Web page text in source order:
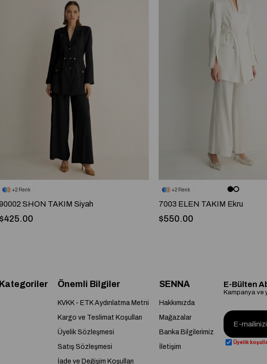
2
SHON TAKIM Siyah
$425.00
2
7003 ELEN TAKIM Ekru
$550.00
Kategoriler Önemli Bilgiler
KVKK - ETK Aydınlatma Metni
Kargo ve Teslimat Koşulları
Üyelik Sözleşmesi
Satış Sözleşmesi
İade ve Değişim Koşulları
SENNA
Hakkımızda
Mağazalar
Banka Bilgilerimiz
İletişim
E-Bülten
Kampanya ve
Üyelik